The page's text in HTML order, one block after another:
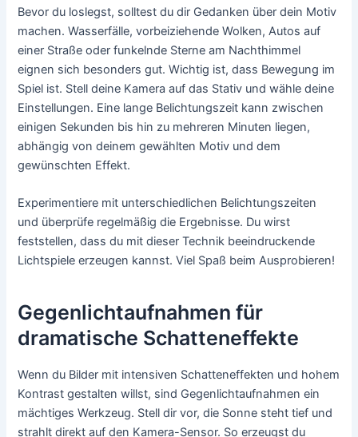
Bevor du loslegst, solltest du dir Gedanken über dein Motiv
machen. Wasserfälle, vorbeiziehende Wolken, Autos auf
einer Straße oder funkelnde Sterne am Nachthimmel
eignen sich besonders gut. Wichtig ist, dass Bewegung im
Spiel ist. Stell deine Kamera auf das Stativ und wähle deine
Einstellungen. Eine lange Belichtungszeit kann zwischen
einigen Sekunden bis hin zu mehreren Minuten liegen,
abhängig von deinem gewählten Motiv und dem
gewünschten Effekt.
Experimentiere mit unterschiedlichen Belichtungszeiten
und überprüfe regelmäßig die Ergebnisse. Du wirst
feststellen, dass du mit dieser Technik beeindruckende
Lichtspiele erzeugen kannst. Viel Spaß beim Ausprobieren!
Gegenlichtaufnahmen für
dramatische Schatteneffekte
Wenn du Bilder mit intensiven Schatteneffekten und hohem
Kontrast gestalten willst, sind Gegenlichtaufnahmen ein
mächtiges Werkzeug. Stell dir vor, die Sonne steht tief und
strahlt direkt auf den Kamera-Sensor. So erzeugst du